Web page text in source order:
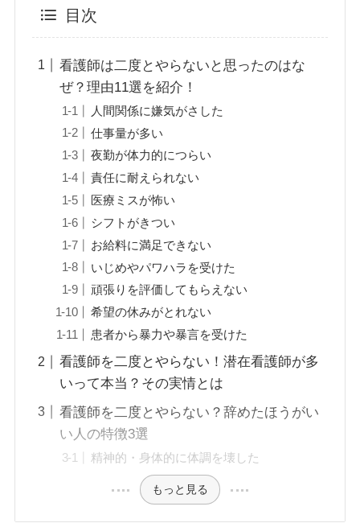
目次
看護師は二度とやらないと思ったのはな
ぜ？理由11選を紹介！
人間関係に嫌気がさした
仕事量が多い
夜勤が体力的につらい
責任に耐えられない
医療ミスが怖い
シフトがきつい
お給料に満足できない
いじめやパワハラを受けた
頑張りを評価してもらえない
希望の休みがとれない
患者から暴力や暴言を受けた
看護師を二度とやらない！潜在看護師が多
いって本当？その実情とは
看護師を二度とやらない？辞めたほうがい
い人の特徴3選
精神的・身体的に体調を壊した
もっと見る